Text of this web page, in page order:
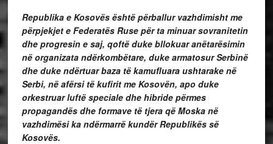
Republika e Kosovës është përballur vazhdimisht me
përpjekjet e Federatës Ruse për ta minuar sovranitetin
dhe progresin e saj, qoftë duke bllokuar anëtarësimin
në organizata ndërkombëtare, duke armatosur Serbinë
dhe duke ndërtuar baza të kamufluara ushtarake në
Serbi, në afërsi të kufirit me Kosovën, apo duke
orkestruar luftë speciale dhe hibride përmes
propagandës dhe formave të tjera që Moska në
vazhdimësi ka ndërmarrë kundër Republikës së
Kosovës.